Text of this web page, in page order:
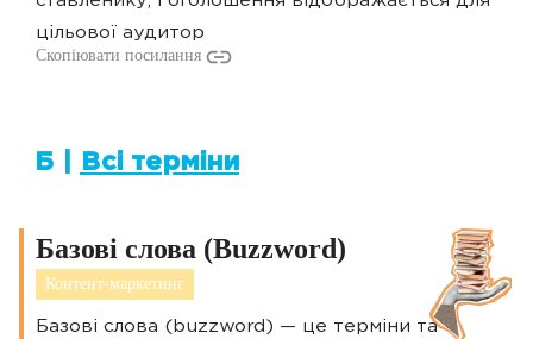
цільової аудитор
Скопіювати посилання
Б | Всі терміни
Базові слова (Buzzword)
Контент-маркетинг
Базові слова (buzzword) — це терміни та